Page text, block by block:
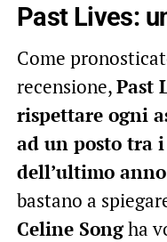
Past Lives:
Come
recensione,Past
rispettare ogni
ad un posto tra
dell’ultimo anno
bastano a
Celine Songha